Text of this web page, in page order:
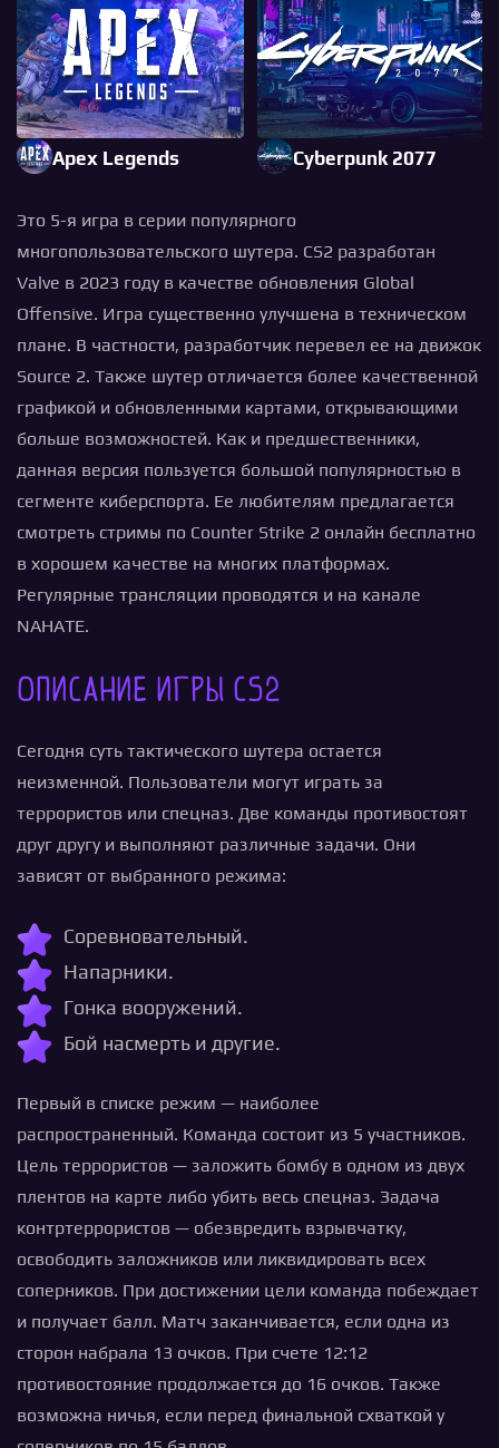
Apex Legends Cyberpunk 2077
Это 5-я игра в серии популярного
многопользовательского шутера. CS2 разработан
Valve в 2023 году в качестве обновления Global
Offensive. Игра существенно улучшена в техническом
плане. В частности, разработчик перевел ее на движок
Source 2. Также шутер отличается более качественной
графикой и обновленными картами, открывающими
больше возможностей. Как и предшественники,
данная версия пользуется большой популярностью в
сегменте киберспорта. Ее любителям предлагается
смотреть стримы по Counter Strike 2 онлайн бесплатно
в хорошем качестве на многих платформах.
Регулярные трансляции проводятся и на канале
NAHATE.
Описание игры CS2
Сегодня суть тактического шутера остается
неизменной. Пользователи могут играть за
террористов или спецназ. Две команды противостоят
друг другу и выполняют различные задачи. Они
зависят от выбранного режима:
Соревновательный.
Напарники.
Гонка вооружений.
Бой насмерть и другие.
Первый в списке режим — наиболее
распространенный. Команда состоит из 5 участников.
Цель террористов — заложить бомбу в одном из двух
плентов на карте либо убить весь спецназ. Задача
контртеррористов — обезвредить взрывчатку,
освободить заложников или ликвидировать всех
соперников. При достижении цели команда побеждает
и получает балл. Матч заканчивается, если одна из
сторон набрала 13 очков. При счете 12:12
противостояние продолжается до 16 очков. Также
возможна ничья, если перед финальной схваткой у